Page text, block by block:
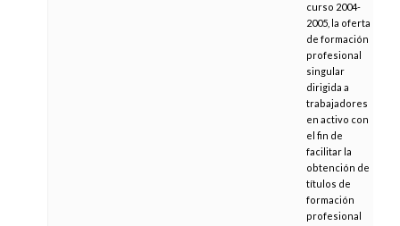
curso 2004-
2005, la oferta
de formación
profesional
singular
dirigida a
trabajadores
en activo con
el fin de
facilitar la
obtención de
títulos de
formación
profesional